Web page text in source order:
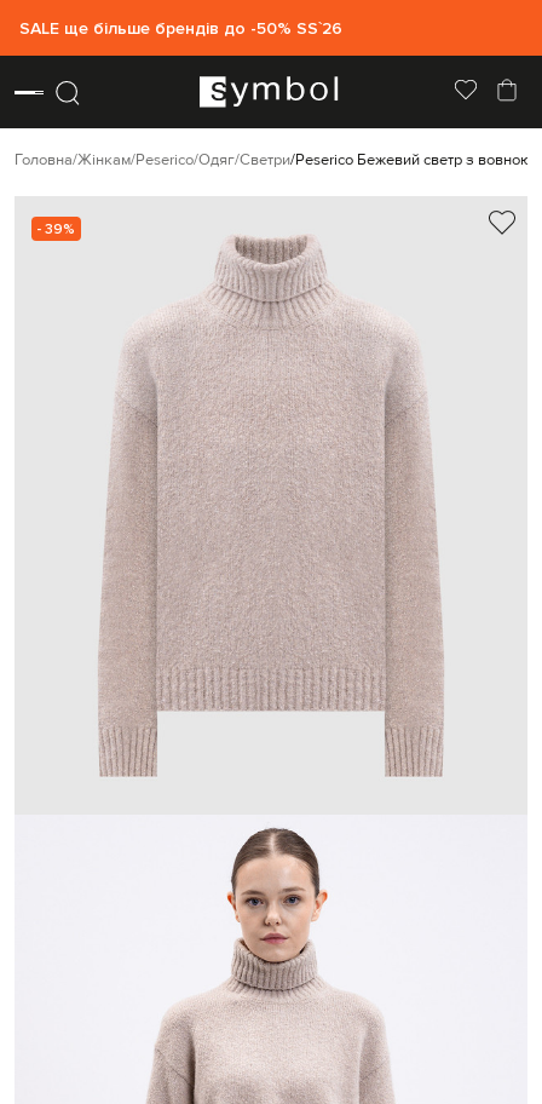
SALE ще більше брендів до -50% SS`26
Головна Жінкам Peserico Одяг Светри Peserico Бежевий светр з вовною
- 39%